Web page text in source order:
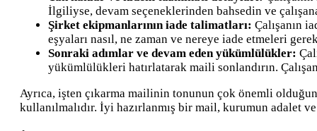
İlgiliyse, devam seçeneklerinden bahsedin ve
Şirket ekipmanlarının iade talimatları: Çalışanın
eşyaları nasıl, ne zaman ve nereye iade etmeleri
Sonraki adımlar ve devam eden yükümlülükler:
yükümlülükleri hatırlatarak maili sonlandırın.
Ayrıca, işten çıkarma mailinin tonunun çok önemli
kullanılmalıdır. İyi hazırlanmış bir mail, kurumun adalet ve